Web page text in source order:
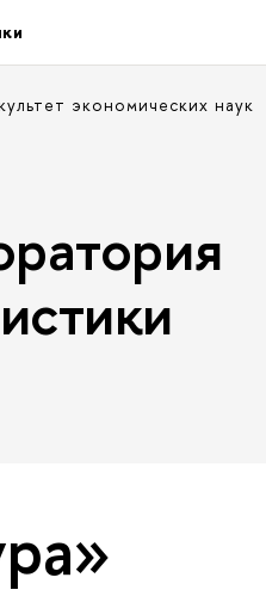
экономических наук